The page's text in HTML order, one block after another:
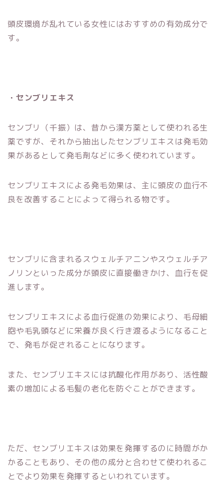
頭皮環境が乱れている女性にはおすすめの有効成分で
す。
・センブリエキス
センブリ（千振）は、昔から漢方薬として使われる生
薬ですが、それから抽出したセンブリエキスは発毛効
果があるとして発毛剤などに多く使われています。
センブリエキスによる発毛効果は、主に頭皮の血行不
良を改善することによって得られる物です。
センブリに含まれるスウェルチアニンやスウェルチア
ノリンといった成分が頭皮に直接働きかけ、血行を促
進します。
センブリエキスによる血行促進の効果により、毛母細
胞や毛乳頭などに栄養が良く行き渡るようになること
で、発毛が促されることになります。
また、センブリエキスには抗酸化作用があり、活性酸
素の増加による毛髪の老化を防ぐことができます。
ただ、センブリエキスは効果を発揮するのに時間がか
かることもあり、その他の成分と合わせて使われるこ
とでより効果を発揮するといわれています。